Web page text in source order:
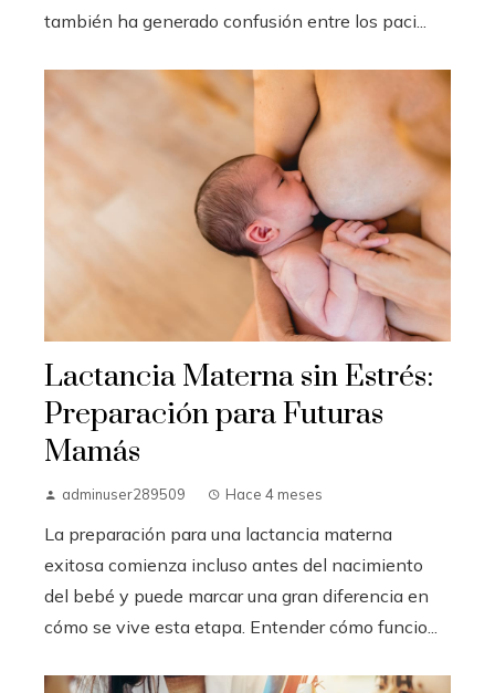
también ha generado confusión entre los paci...
Lactancia Materna sin Estrés:
Preparación para Futuras
Mamás
adminuser289509 Hace 4 meses
La preparación para una lactancia materna
exitosa comienza incluso antes del nacimiento
del bebé y puede marcar una gran diferencia en
cómo se vive esta etapa. Entender cómo funcio...